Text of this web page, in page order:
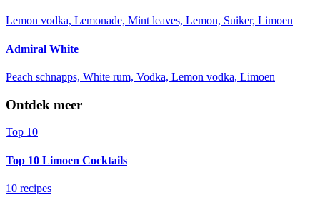
Lemon vodka, Lemonade, Mint leaves, Lemon, Suiker, Limoen
Admiral White
Peach schnapps, White rum, Vodka, Lemon vodka, Limoen
Ontdek meer
Top 10
Top 10 Limoen Cocktails
10 recipes